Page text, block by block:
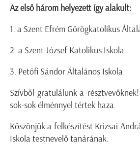
Az első három helyezett így alakult:
1. a Szent Efrém Görögkatolikus
2. a Szent József Katolikus Iskola
3. Petőfi Sándor Általános Iskola
Szívből gratulálunk a
sok-sok élménnyel tértek haza.
Köszönjük a felkészítést Krizsai
Iskola testnevelő tanárának.